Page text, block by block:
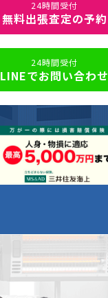
24時間受付
無料出張査定の予約
24時間受付
LINEでお問い合わせ